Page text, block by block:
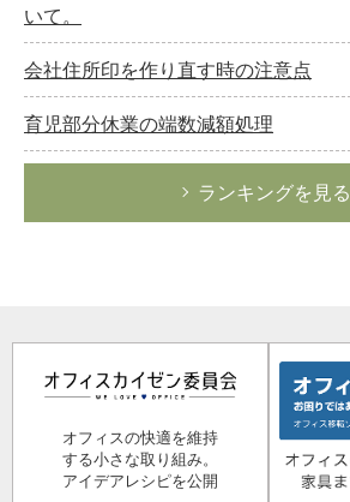
いて。
会社住所印を作り直す時の注意点
育児部分休業の端数減額処理
ランキングを見る
オフィスの快適を維持
する小さな取り組み。
アイデアレシピを公開